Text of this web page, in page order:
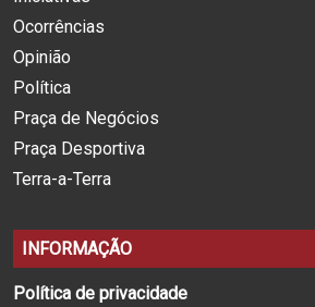
Ocorrências
Opinião
Política
Praça de Negócios
Praça Desportiva
Terra-a-Terra
INFORMAÇÃO
Política de privacidade